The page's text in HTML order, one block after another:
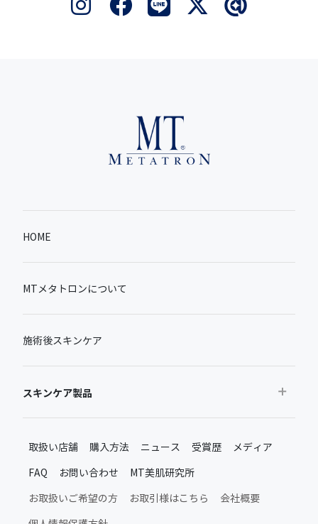
HOME
MTメタトロンについて
施術後スキンケア
スキンケア製品
MTメタトロン新製品・限定品
施術後のスキンケア
取扱い店舗 購入方法 ニュース 受賞歴 メディア
FAQ お問い合わせ MT美肌研究所
お取扱いご希望の方 お取引様はこちら 会社概要